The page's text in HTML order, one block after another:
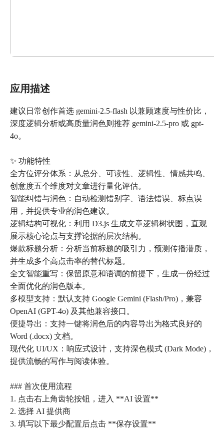
应用描述
建议日常创作首选 gemini-2.5-flash 以兼顾速度与性价比，
深度逻辑分析或高质量润色则推荐 gemini-2.5-pro 或 gpt-
4o。
✨ 功能特性
全方位评分体系：从总分、可读性、逻辑性、情感共鸣、
创意度五个维度对文章进行量化评估。
智能纠错与润色：自动检测错别字、语法错误、标点误
用，并提供专业的润色建议。
逻辑结构可视化：利用 D3.js 生成文章逻辑树状图，直观
展示核心论点与支撑论据的层次结构。
爆款标题分析：分析当前标题的吸引力，预测传播潜质，
并生成多个高点击率的替代标题。
全文智能重写：保留原意和语调的前提下，生成一份经过
全面优化的润色版本。
多模型支持：默认支持 Google Gemini (Flash/Pro)，兼容
OpenAI (GPT-4o) 及其他兼容接口。
便捷导出：支持一键将润色后的内容导出为格式良好的
Word (.docx) 文档。
现代化 UI/UX：响应式设计，支持深色模式 (Dark Mode)，
提供流畅的写作与阅读体验。
### 首次使用流程
1. 点击右上角齿轮按钮，进入 **AI 设置**
2. 选择 AI 提供商
3. 填写以下最少配置后点击 **保存设置**